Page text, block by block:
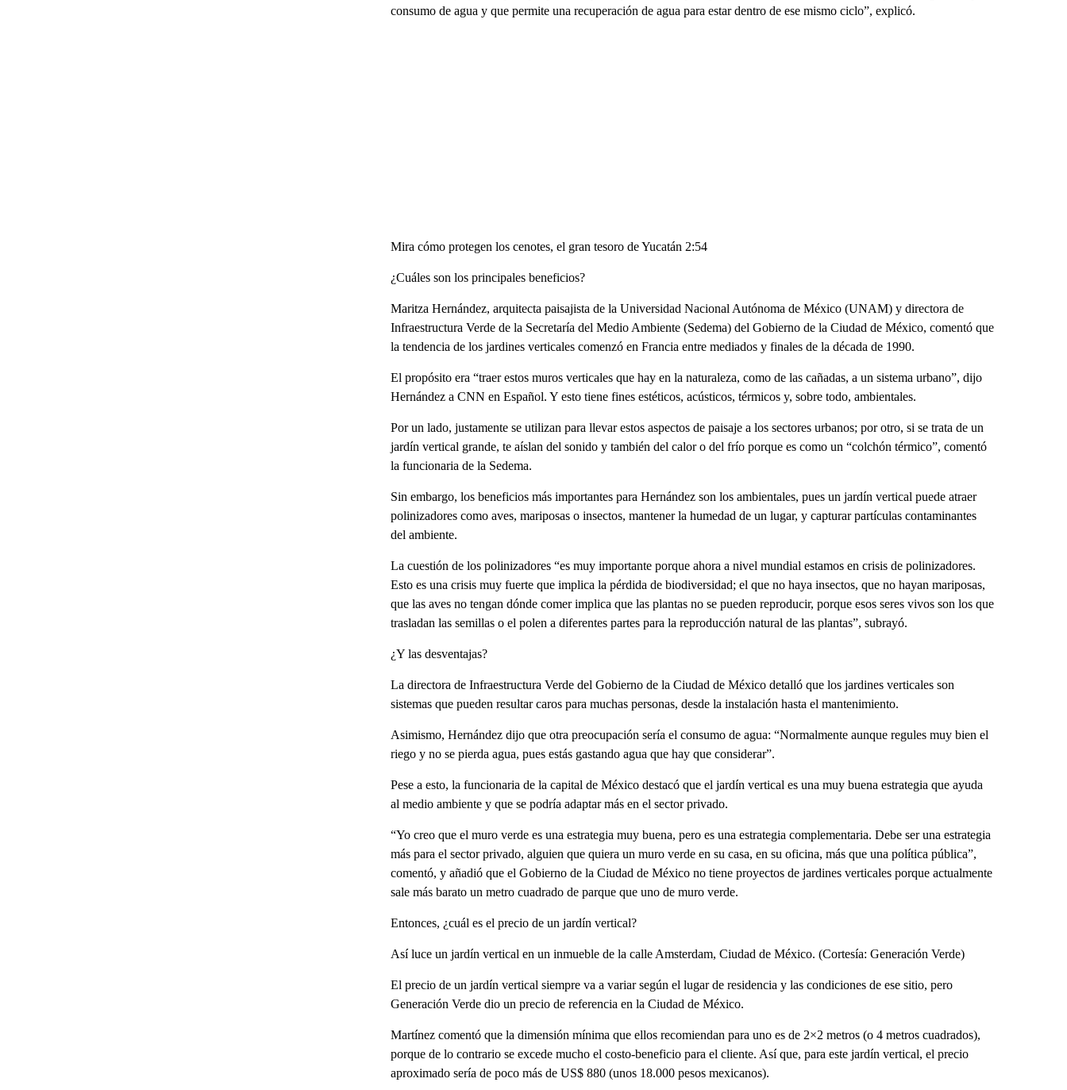
consumo de agua y que permite una recuperación de agua para estar dentro de ese mismo ciclo”, explicó.
Mira cómo protegen los cenotes, el gran tesoro de Yucatán 2:54
¿Cuáles son los principales beneficios?
Maritza Hernández, arquitecta paisajista de la Universidad Nacional Autónoma de México (UNAM) y directora de
Infraestructura Verde de la Secretaría del Medio Ambiente (Sedema) del Gobierno de la Ciudad de México, comentó que
la tendencia de los jardines verticales comenzó en Francia entre mediados y finales de la década de 1990.
El propósito era “traer estos muros verticales que hay en la naturaleza, como de las cañadas, a un sistema urbano”, dijo
Hernández a CNN en Español. Y esto tiene fines estéticos, acústicos, térmicos y, sobre todo, ambientales.
Por un lado, justamente se utilizan para llevar estos aspectos de paisaje a los sectores urbanos; por otro, si se trata de un
jardín vertical grande, te aíslan del sonido y también del calor o del frío porque es como un “colchón térmico”, comentó
la funcionaria de la Sedema.
Sin embargo, los beneficios más importantes para Hernández son los ambientales, pues un jardín vertical puede atraer
polinizadores como aves, mariposas o insectos, mantener la humedad de un lugar, y capturar partículas contaminantes
del ambiente.
La cuestión de los polinizadores “es muy importante porque ahora a nivel mundial estamos en crisis de polinizadores.
Esto es una crisis muy fuerte que implica la pérdida de biodiversidad; el que no haya insectos, que no hayan mariposas,
que las aves no tengan dónde comer implica que las plantas no se pueden reproducir, porque esos seres vivos son los que
trasladan las semillas o el polen a diferentes partes para la reproducción natural de las plantas”, subrayó.
¿Y las desventajas?
La directora de Infraestructura Verde del Gobierno de la Ciudad de México detalló que los jardines verticales son
sistemas que pueden resultar caros para muchas personas, desde la instalación hasta el mantenimiento.
Asimismo, Hernández dijo que otra preocupación sería el consumo de agua: “Normalmente aunque regules muy bien el
riego y no se pierda agua, pues estás gastando agua que hay que considerar”.
Pese a esto, la funcionaria de la capital de México destacó que el jardín vertical es una muy buena estrategia que ayuda
al medio ambiente y que se podría adaptar más en el sector privado.
“Yo creo que el muro verde es una estrategia muy buena, pero es una estrategia complementaria. Debe ser una estrategia
más para el sector privado, alguien que quiera un muro verde en su casa, en su oficina, más que una política pública”,
comentó, y añadió que el Gobierno de la Ciudad de México no tiene proyectos de jardines verticales porque actualmente
sale más barato un metro cuadrado de parque que uno de muro verde.
Entonces, ¿cuál es el precio de un jardín vertical?
Así luce un jardín vertical en un inmueble de la calle Amsterdam, Ciudad de México. (Cortesía: Generación Verde)
El precio de un jardín vertical siempre va a variar según el lugar de residencia y las condiciones de ese sitio, pero
Generación Verde dio un precio de referencia en la Ciudad de México.
Martínez comentó que la dimensión mínima que ellos recomiendan para uno es de 2×2 metros (o 4 metros cuadrados),
porque de lo contrario se excede mucho el costo-beneficio para el cliente. Así que, para este jardín vertical, el precio
aproximado sería de poco más de US$ 880 (unos 18.000 pesos mexicanos).